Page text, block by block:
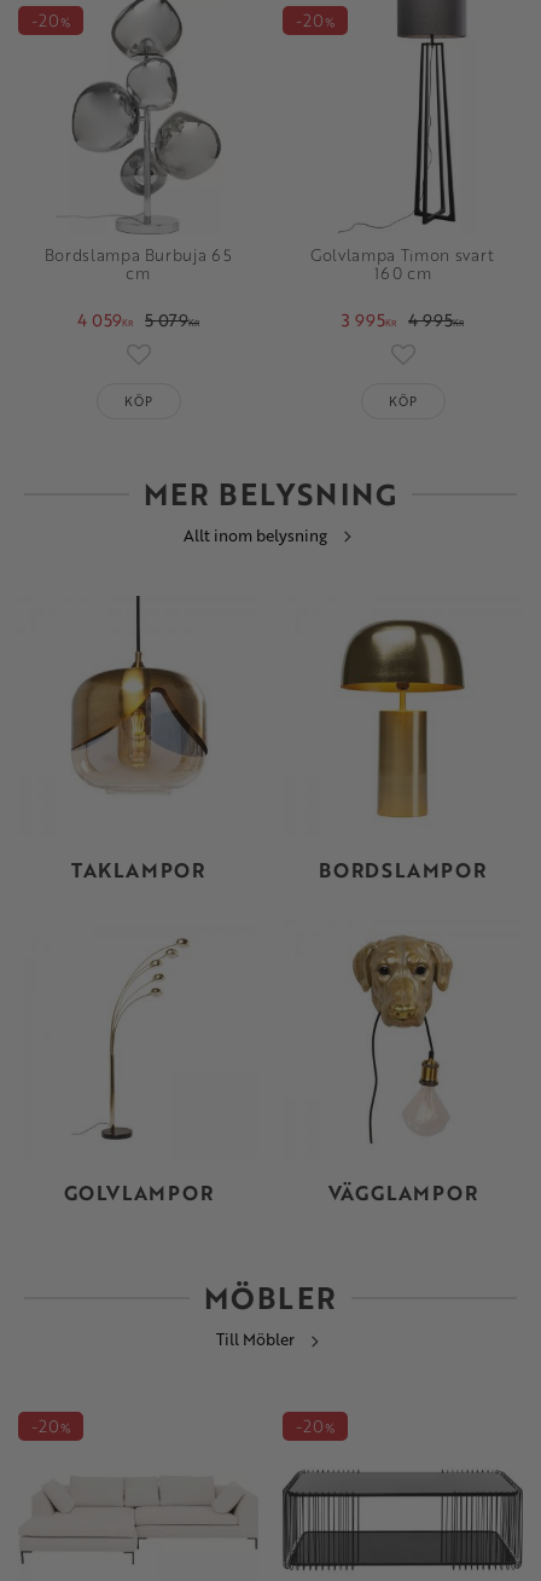
Bordslampa Burbuja 65
cm
4 059KR 5 079KR
20%
Lägg till i favoriter
KÖP
Golvlampa Timon svart
160 cm
3 995KR 4 995KR
20%
Lägg till i
KÖP
MER BELYSNING
Allt inom belysning
TAKLAMPOR BORDSLAMPOR
GOLVLAMPOR VÄGGLAMPOR
MÖBLER
Till Möbler
20% 20%